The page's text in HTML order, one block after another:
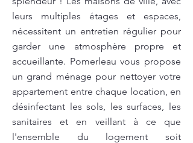
leurs multiples étages et espaces,
nécessitent un entretien régulier pour
garder une atmosphère propre et
accueillante. Pomerleau vous propose
un grand ménage pour nettoyer votre
appartement entre chaque location, en
désinfectant les sols, les surfaces, les
sanitaires et en veillant à ce que
l'ensemble du logement soit